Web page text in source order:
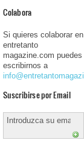
Colabora
Si quieres colaborar en
entretanto
magazine.com puedes
escribirnos a
Suscribirse por Email